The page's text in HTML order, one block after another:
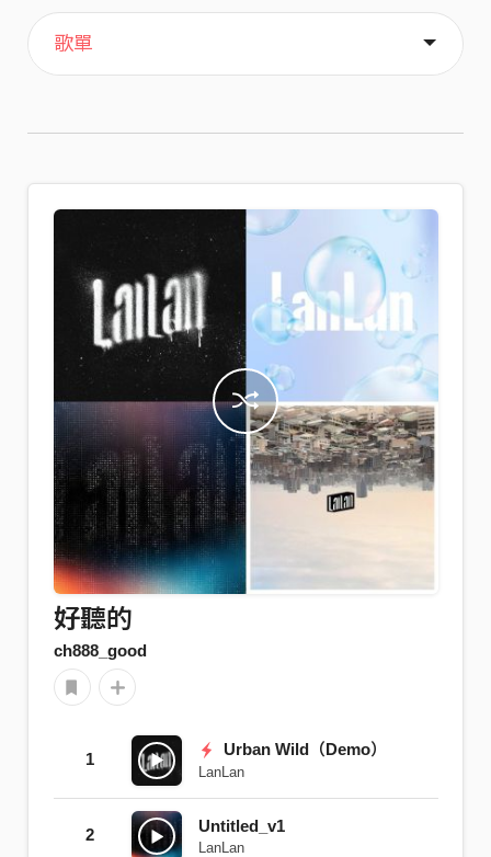
主頁
歌單
喜歡
關於
好聽的
ch888_good
1
Urban Wild（Demo）
LanLan
2 Untitled_v1
LanLan